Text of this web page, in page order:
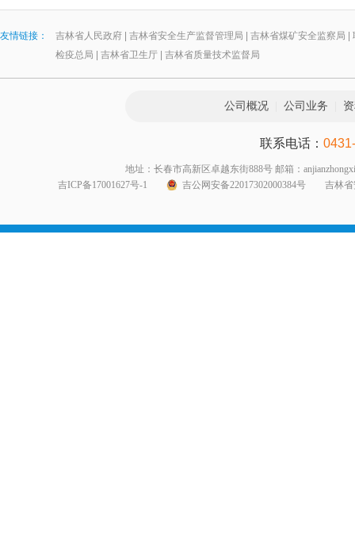
友情链接： 吉林省人民政府 | 吉林省安全生产监督管理局 | 吉林省煤矿安全监察局 |
检疫总局 | 吉林省卫生厅 | 吉林省质量技术监督局
公司概况| 公司业务
联系电话：
地址：长春市高新区卓越东街888号 邮箱：
吉ICP备17001627号-1
吉公网安备22017302000384号吉林省安